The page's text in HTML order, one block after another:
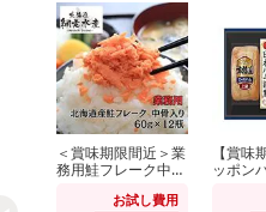
＜賞味期限間近＞業
務用鮭フレーク中骨
お試し費用
【賞味
ッポ